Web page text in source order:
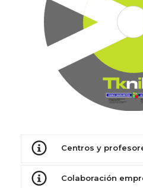
Centros y
Colaboración